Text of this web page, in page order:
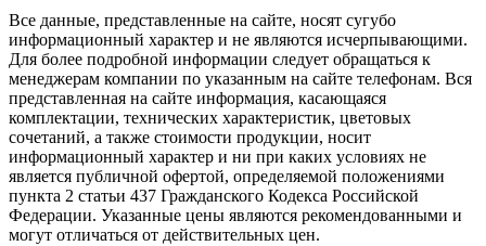
Все данные, представленные на сайте, носят сугубо
информационный характер и не являются исчерпывающими.
Для более подробной информации следует обращаться к
менеджерам компании по указанным на сайте телефонам. Вся
представленная на сайте информация, касающаяся
комплектации, технических характеристик, цветовых
сочетаний, а также стоимости продукции, носит
информационный характер и ни при каких условиях не
является публичной офертой, определяемой положениями
пункта 2 статьи 437 Гражданского Кодекса Российской
Федерации. Указанные цены являются рекомендованными и
могут отличаться от действительных цен.